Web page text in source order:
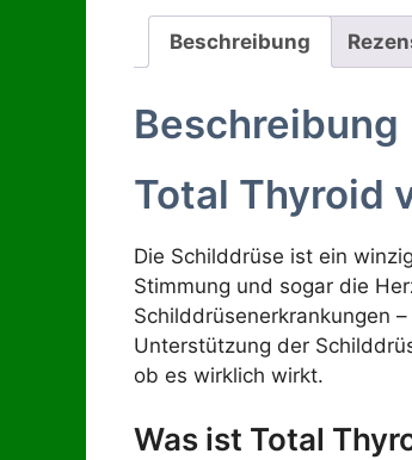
Beschreibung
Beschreibung
Total Thyroid
Die Schilddrüse ist ein
Stimmung und sogar die
Schilddrüsenerkrankungen
Unterstützung der
ob es wirklich wirkt.
Was ist Total